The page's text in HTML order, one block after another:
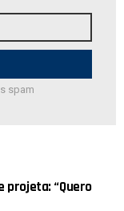
spam
projeta: “Quero